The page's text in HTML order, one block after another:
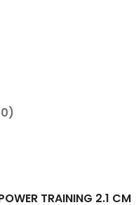
TRAINING 2.1 CM